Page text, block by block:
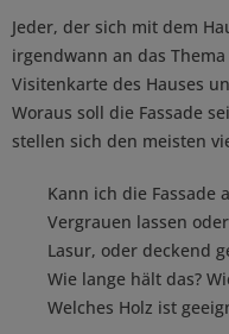
Jeder, der sich mit dem
irgendwann an das
Visitenkarte des Hauses
Woraus soll die Fassade
stellen sich den meisten
Kann ich die Fassade
Vergrauen lassen
Lasur, oder deckend
Wie lange hält das?
Welches Holz ist